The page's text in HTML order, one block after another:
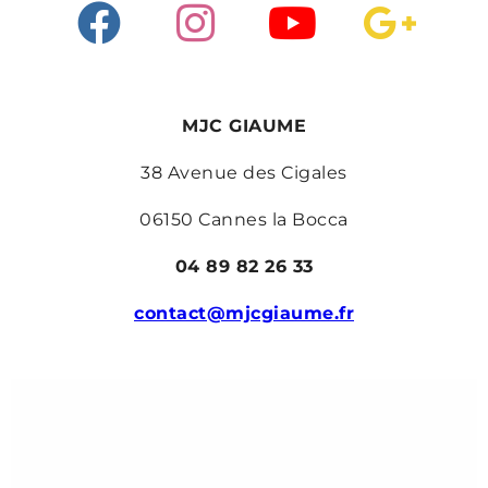
MJC GIAUME
38 Avenue des Cigales
06150 Cannes la Bocca
04 89 82 26 33
contact@mjcgiaume.fr